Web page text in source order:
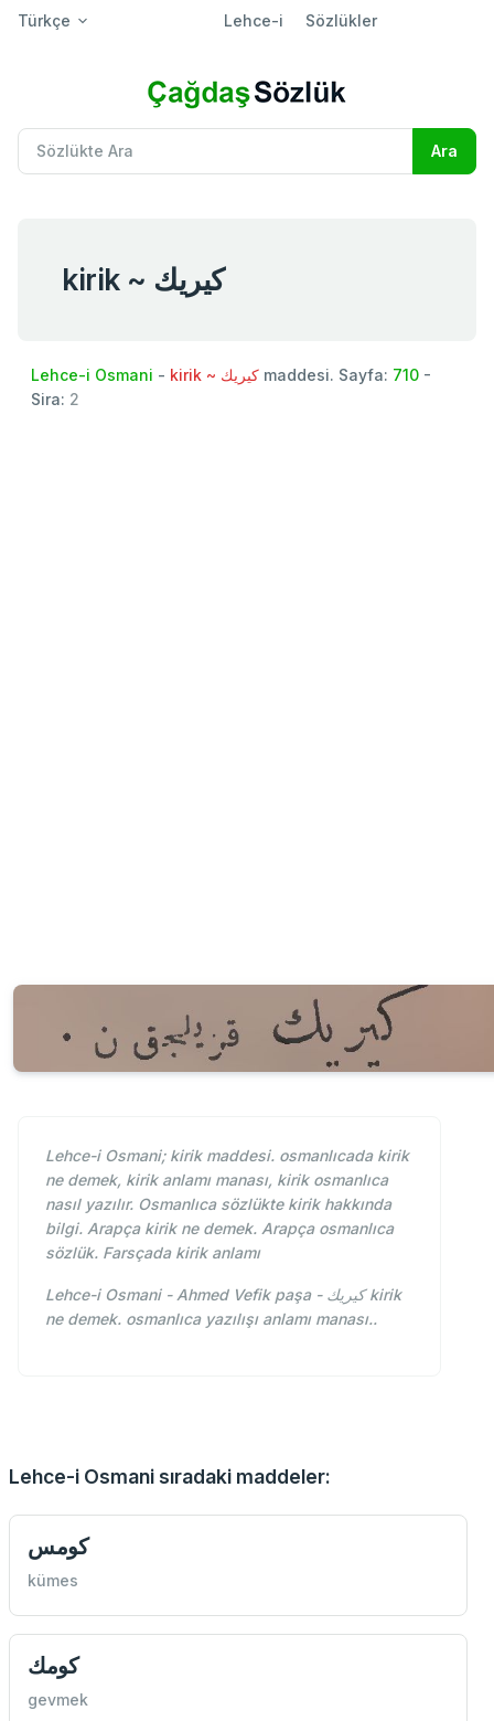
Türkçe Lehce-i Sözlükler
kirik ~ كيريك
Lehce-i Osmani - kirik ~ كيريك maddesi. Sayfa: 710 -
Sira: 2
Lehce-i Osmani; kirik maddesi. osmanlıcada kirik
ne demek, kirik anlamı manası, kirik osmanlıca
nasıl yazılır. Osmanlıca sözlükte kirik hakkında
bilgi. Arapça kirik ne demek. Arapça osmanlıca
sözlük. Farsçada kirik anlamı
Lehce-i Osmani - Ahmed Vefik paşa - كيريك kirik
ne demek. osmanlıca yazılışı anlamı manası..
Lehce-i Osmani sıradaki maddeler:
كومس
kümes
كومك
gevmek